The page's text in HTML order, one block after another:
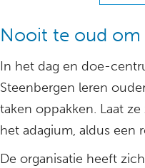
Nooit te oud om
In het dag en doe-
Steenbergen leren
taken oppakken. Laat
het adagium, aldus een
De organisatie heeft